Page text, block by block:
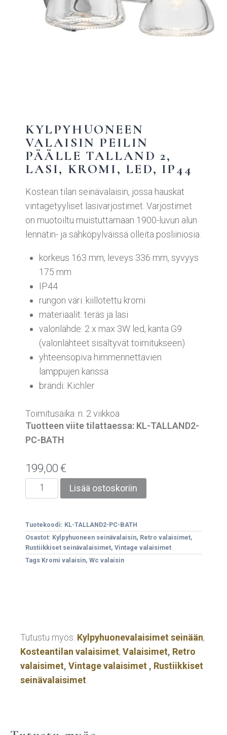
KYLPYHUONEEN
VALAISIN PEILIN
PÄÄLLE TALLAND 2,
LASI, KROMI, LED, IP44
Kostean tilan seinävalaisin, jossa hauskat
vintagetyyliset lasivarjostimet. Varjostimet
on muotoiltu muistuttamaan 1900-luvun alun
lennätin- ja sähköpylväissä olleita posliiniosia.
korkeus 163 mm, leveys 336 mm, syvyys
175 mm
IP44
rungon väri: kiillotettu kromi
materiaalit: teräs ja lasi
valonlähde: 2 x max 3W led, kanta G9
(valonlähteet sisältyvät toimitukseen)
yhteensopiva himmennettävien
lamppujen kanssa
brändi: Kichler
Toimitusaika: n. 2 viikkoa
Tuotteen viite tilattaessa: KL-TALLAND2-
PC-BATH
199,00€
Lisää ostoskoriin
Tuotekoodi: KL-TALLAND2-PC-BATH
Osastot: Kylpyhuoneen seinävalaisin, Retro valaisimet,
Rustiikkiset seinävalaisimet, Vintage valaisimet
Tags Kromi valaisin, Wc valaisin
Tutustu myös: Kylpyhuonevalaisimet seinään,
Kosteantilan valaisimet, Valaisimet, Retro
valaisimet, Vintage valaisimet , Rustiikkiset
seinävalaisimet